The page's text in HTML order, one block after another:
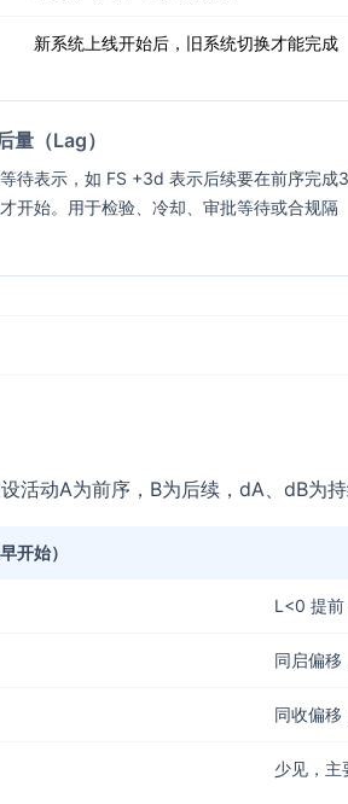
新系统上线开始后，旧系统切换才能完成
量（Lag）
待表示，如 FS +3d 表示后续要在前序完成3
开始。用于检验、冷却、审批等待或合规隔
活动A为前序，B为后续，dA、dB为
开始）
L<0 提
同启偏移
同收偏移
少见，主